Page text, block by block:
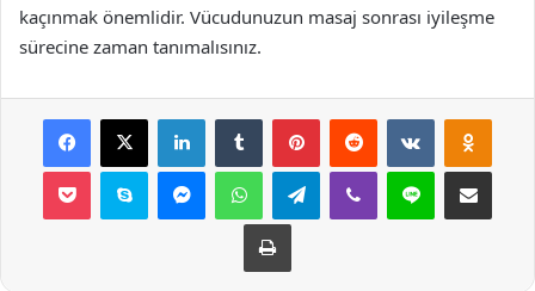
kaçınmak önemlidir. Vücudunuzun masaj sonrası iyileşme
sürecine zaman tanımalısınız.
Facebook
X LinkedInTumblr PinterestReddit VKontakte
Pocket Skype MessengerWhatsAppTelegramViber Line E-Posta ile
Yazdır